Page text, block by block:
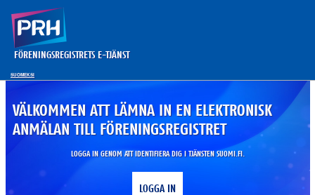
FÖRENINGSREGISTRETS E-TJÄNST
SUOMEKSI
VÄLKOMMEN ATT LÄMNA IN EN ELEKTRONISK
ANMÄLAN TILL FÖRENINGSREGISTRET
LOGGA IN GENOM ATT IDENTIFIERA DIG I TJÄNSTEN SUOMI.FI.
LOGGA IN